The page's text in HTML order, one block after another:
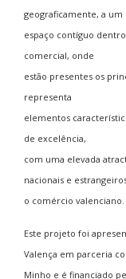
geograficamente, a um
espaço contíguo
comercial, onde
estão presentes os
representa
elementos
de excelência,
com uma elevada
nacionais e
o comércio valenciano.
Este projeto foi
Valença em parceria
Minho e é financiado